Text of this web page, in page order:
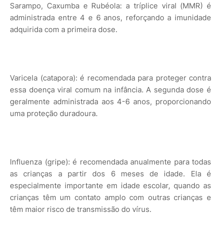
Sarampo, Caxumba e Rubéola: a tríplice viral (MMR) é
administrada entre 4 e 6 anos, reforçando a imunidade
adquirida com a primeira dose.
Varicela (catapora): é recomendada para proteger contra
essa doença viral comum na infância. A segunda dose é
geralmente administrada aos 4-6 anos, proporcionando
uma proteção duradoura.
Influenza (gripe): é recomendada anualmente para todas
as crianças a partir dos 6 meses de idade. Ela é
especialmente importante em idade escolar, quando as
crianças têm um contato amplo com outras crianças e
têm maior risco de transmissão do vírus.